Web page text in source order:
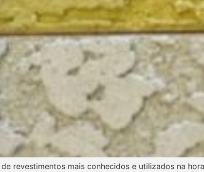
revestimentos mais conhecidos e utilizados na